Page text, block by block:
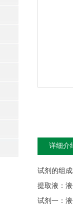
详细介
试剂的组成
提取液：
试剂一：